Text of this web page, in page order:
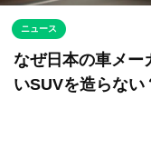
ニュース
なぜ日本の車メー
いSUVを造らな